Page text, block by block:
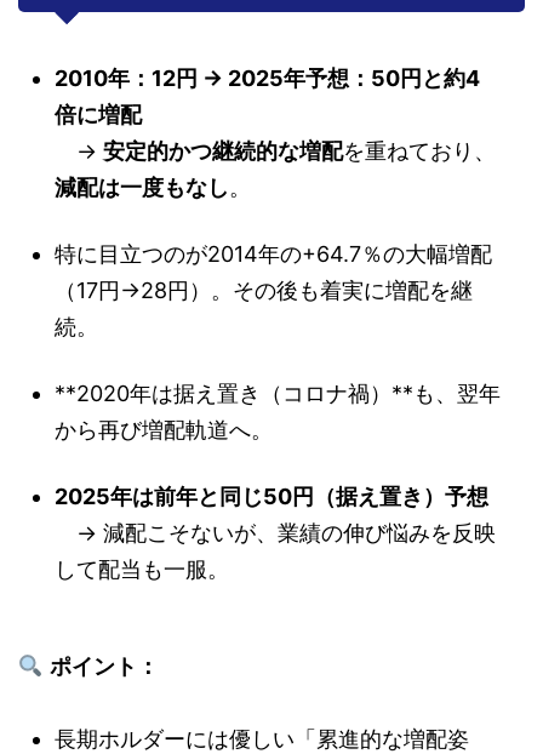
2010年：12円 → 2025年予想：50円と約4
倍に増配
→ 安定的かつ継続的な増配を重ねており、
減配は一度もなし。
特に目立つのが2014年の+64.7％の大幅増配
（17円→28円）。その後も着実に増配を継
続。
**2020年は据え置き（コロナ禍）**も、翌年
から再び増配軌道へ。
2025年は前年と同じ50円（据え置き）予想
→ 減配こそないが、業績の伸び悩みを反映
して配当も一服。
ポイント：
長期ホルダーには優しい「累進的な増配姿